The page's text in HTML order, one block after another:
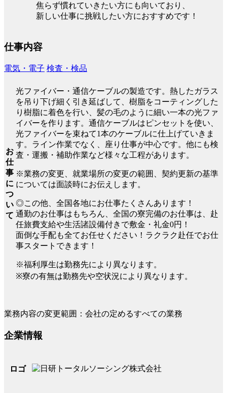
焦らず慣れていきたい方にも向いており、
新しい仕事に挑戦したい方におすすめです！
仕事内容
電気・電子 検査・検品
お
仕
事
に
つ
い
て
光ファイバー・通信ケーブルの製造です。熱したガラス
を吊り下げ細く引き延ばして、樹脂をコーティングした
り樹脂に着色を行い、髪の毛のように細い一本の光ファ
イバーを作ります。通信ケーブルはピンセットを使い、
光ファイバーを束ねて1本のケーブルに仕上げていきま
す。ライン作業でなく、座り仕事が中心です。他にも検
査・運搬・補助作業など様々な工程があります。
※業務の変更、就業場所の変更の範囲、契約更新の基準
については面談時にお伝えします。
◎この他、全国各地にお仕事たくさんあります！
通勤のお仕事はもちろん、全国の寮完備のお仕事は、赴
任旅費支給や生活諸設備付きで敷金・礼金0円！
面倒な手配も全てお任せください！ラクラク赴任でお仕
事スタートできます！
※福利厚生は勤務先により異なります。
※寮の有無は勤務先や空状況により異なります。
業務内容の変更範囲：会社の定めるすべての業務
企業情報
ロゴ